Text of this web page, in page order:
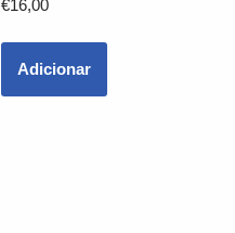
€16,00
Adicionar